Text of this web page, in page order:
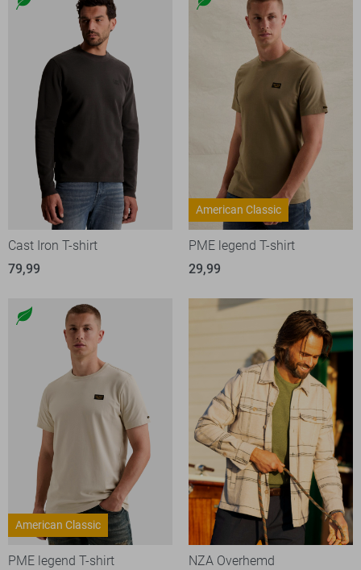
Cast Iron T-shirt
79,99
American Classic
PME legend T-shirt
29,99
American Classic
PME legend T-shirt
NZA Overhemd